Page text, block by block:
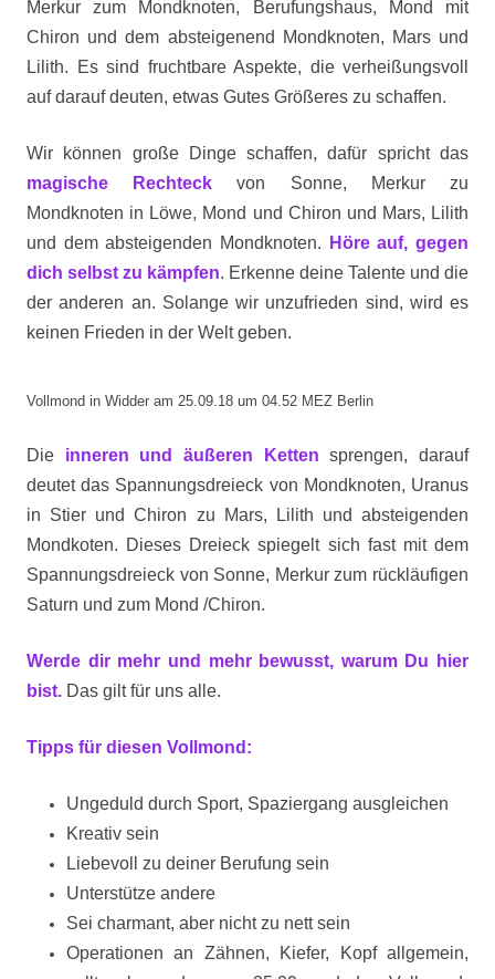
Merkur zum Mondknoten, Berufungshaus, Mond mit
Chiron und dem absteigenend Mondknoten, Mars und
Lilith. Es sind fruchtbare Aspekte, die verheißungsvoll
auf darauf deuten, etwas Gutes Größeres zu schaffen.
Wir können große Dinge schaffen, dafür spricht das
magische Rechteck von Sonne, Merkur zu
Mondknoten in Löwe, Mond und Chiron und Mars, Lilith
und dem absteigenden Mondknoten.
Höre auf, gegen
dich selbst zu kämpfen. Erkenne deine Talente und die
der anderen an. Solange wir unzufrieden sind, wird es
keinen Frieden in der Welt geben.
Vollmond in Widder am 25.09.18 um 04.52 MEZ Berlin
Die inneren und äußeren Ketten sprengen, darauf
deutet das Spannungsdreieck von Mondknoten, Uranus
in Stier und Chiron zu Mars, Lilith und absteigenden
Mondkoten. Dieses Dreieck spiegelt sich fast mit dem
Spannungsdreieck von Sonne, Merkur zum rückläufigen
Saturn und zum Mond /Chiron.
Werde dir mehr und mehr bewusst, warum Du hier
bist. Das gilt für uns alle.
Tipps für diesen Vollmond:
Ungeduld durch Sport, Spaziergang ausgleichen
Kreativ sein
Liebevoll zu deiner Berufung sein
Unterstütze andere
Sei charmant, aber nicht zu nett sein
Operationen an Zähnen, Kiefer, Kopf allgemein,